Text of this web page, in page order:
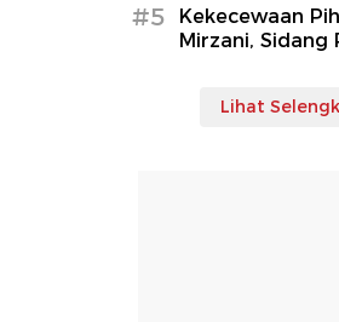
#5
Kekecewaan
Mirzani, Sidang
Lihat